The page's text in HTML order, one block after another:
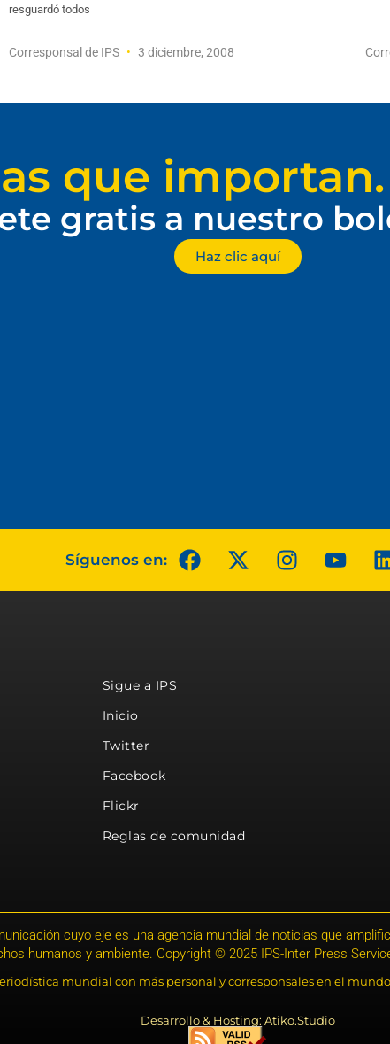
resguardó todos
Corresponsal de IPS 3 diciembre, 2008
que
gratis a nuestro
Haz clic aquí
Síguenos en:
Sigue a IPS
Inicio
Twitter
Facebook
Flickr
Reglas de comunidad
cuyo eje es una agencia mundial de noticias que
humanos y ambiente. Copyright © 2025 IPS-Inter Press
mundial con más personal y corresponsales en el
Desarrollo & Hosting: Atiko.Studio